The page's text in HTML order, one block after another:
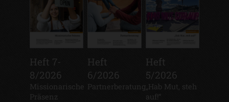
Heft 7-
8/2026
:
Missionarische
Präsenz
Heft
6/2026
:
Partnerberatung
Heft
5/2026
:„Hab Mut, steh
auf!“